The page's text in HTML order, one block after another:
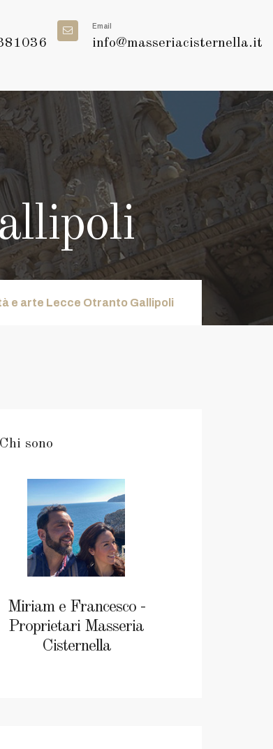
Email
info@masseriacisternella.it
e arte Lecce Otranto Gallipoli
Chi sono
Miriam e Francesco -
Proprietari Masseria
Cisternella